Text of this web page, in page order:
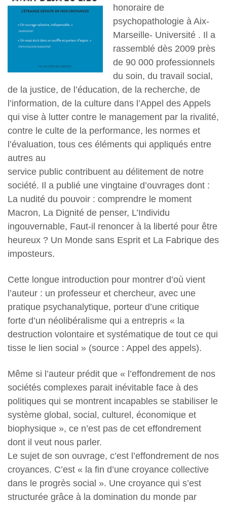
honoraire de
psychopathologie à Aix-
Marseille- Université . Il a
rassemblé dès 2009 près
de 90 000 professionnels
du soin, du travail social,
de la justice, de l’éducation, de la recherche, de
l’information, de la culture dans l’Appel des Appels
qui vise à lutter contre le management par la rivalité,
contre le culte de la performance, les normes et
l’évaluation, tous ces éléments qui appliqués entre
autres au
service public contribuent au délitement de notre
société. Il a publié une vingtaine d’ouvrages dont :
La nudité du pouvoir : comprendre le moment
Macron, La Dignité de penser, L’Individu
ingouvernable, Faut-il renoncer à la liberté pour être
heureux ? Un Monde sans Esprit et La Fabrique des
imposteurs.
Cette longue introduction pour montrer d’où vient
l’auteur : un professeur et chercheur, avec une
pratique psychanalytique, porteur d’une critique
forte d’un néolibéralisme qui a entrepris « la
destruction volontaire et systématique de tout ce qui
tisse le lien social » (source : Appel des appels).
Même si l’auteur prédit que « l’effondrement de nos
sociétés complexes parait inévitable face à des
politiques qui se montrent incapables se stabiliser le
système global, social, culturel, économique et
biophysique », ce n’est pas de cet effondrement
dont il veut nous parler.
Le sujet de son ouvrage, c’est l’effondrement de nos
croyances. C’est « la fin d’une croyance collective
dans le progrès social ». Une croyance qui s’est
structurée grâce à la domination du monde par